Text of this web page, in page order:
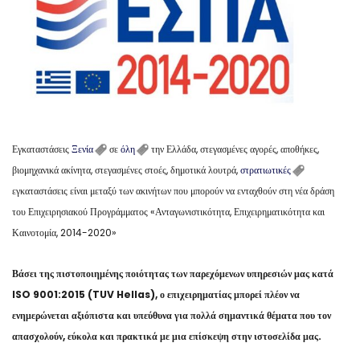
ΕγκαταστάσειςΞενία σεόλη
την Ελλάδα, στεγασμένες αγορές, αποθήκες,
βιομηχανικά ακίνητα, στεγασμένες στοές, δημοτικά λουτρά,στρατιωτικές
εγκαταστάσεις είναι μεταξύ των ακινήτων που μπορούν να ενταχθούν στη νέα δράση
του Επιχειρησιακού Προγράμματος «Ανταγωνιστικότητα, Επιχειρηματικότητα και
Καινοτομία, 2014-2020»
Βάσει της πιστοποιημένης ποιότητας των παρεχόμενων υπηρεσιών μας κατά
ISO 9001:2015 (TUV Hellas), ο επιχειρηματίας μπορεί πλέον να
ενημερώνεται αξιόπιστα και υπεύθυνα για πολλά σημαντικά θέματα που τον
απασχολούν, εύκολα και πρακτικά με μια επίσκεψη στην ιστοσελίδα μας.